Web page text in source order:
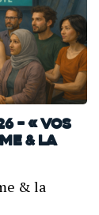
– « Vos
& la
& la